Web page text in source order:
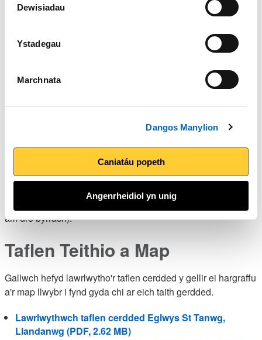
Dewisiadau
Ystadegau
Marchnata
Dangos Manylion
Caniatáu popeth
Angenrheidiol yn unig
Mae Rhys Gwyn Roberts, Swyddog Llwybr Arfordir Cymru yn
dweud, “Mae'r daith hon yn wledd i bobl sy'n hoff o fyd natur.
Cadwch lygad am ystod eang o flodau gwyllt, pryfed, adar a
Morfa Harlech ac mae'n bosib y gwelwch chi elyrch, adar y
Gwybodaeth ddefnyddiol
Mae yna doiledau cyhoeddus yn y maes parcio ar ddechrau'r
daith ac fe welwch ddigon o dafarndai, caffis a siopau yn
Harlech a Llanbedr. Mae dau ben y daith wedi'u cysylltu â
gwasanaethau trên rheolaidd sydd hefyd yn galw yn
Llandanwg a Phensarn (perffaith pe bai'n well gennych fynd
am dro byrrach).
Taflen Teithio a Map
Gallwch hefyd lawrlwytho'r taflen cerdded y gellir ei hargraffu
a'r map llwybr i fynd gyda chi ar eich taith gerdded.
Lawrlwythwch taflen cerdded Eglwys St Tanwg,
Llandanwg (PDF, 2.62 MB)